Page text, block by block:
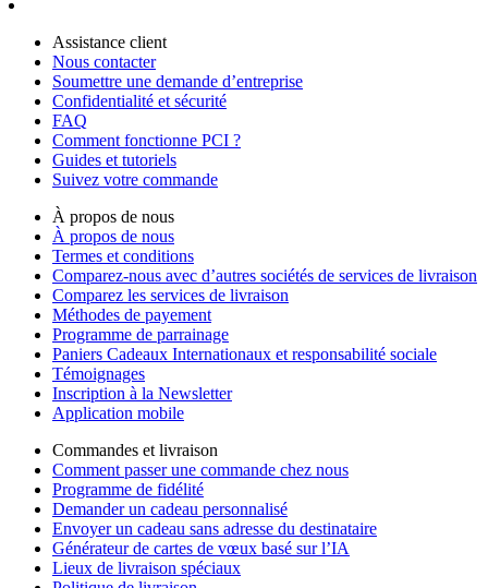
Assistance client
Nous contacter
Soumettre une demande d’entreprise
Confidentialité et sécurité
FAQ
Comment fonctionne PCI ?
Guides et tutoriels
Suivez votre commande
À propos de nous
À propos de nous
Termes et conditions
Comparez-nous avec d’autres sociétés de services de livraison
Comparez les services de livraison
Méthodes de payement
Programme de parrainage
Paniers Cadeaux Internationaux et responsabilité sociale
Témoignages
Inscription à la Newsletter
Application mobile
Commandes et livraison
Comment passer une commande chez nous
Programme de fidélité
Demander un cadeau personnalisé
Envoyer un cadeau sans adresse du destinataire
Générateur de cartes de vœux basé sur l’IA
Lieux de livraison spéciaux